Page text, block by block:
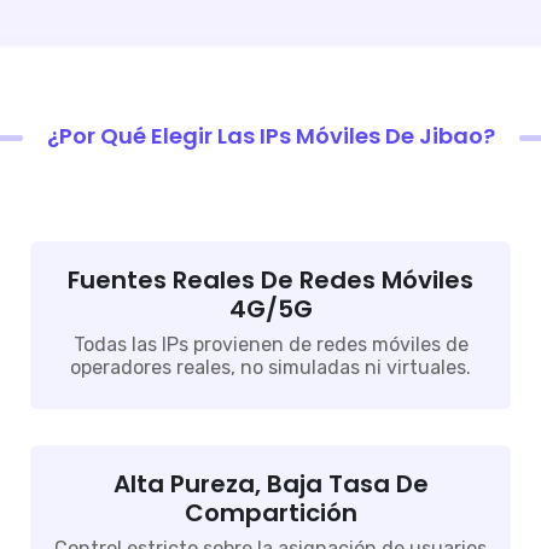
¿Por Qué Elegir Las IPs Móviles De Jibao?
Fuentes Reales De Redes Móviles
4G/5G
Todas las IPs provienen de redes móviles de
operadores reales, no simuladas ni virtuales.
Alta Pureza, Baja Tasa De
Compartición